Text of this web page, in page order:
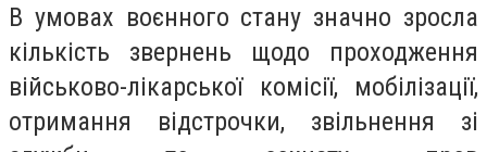
В умовах воєнного стану значно зросла
кількість звернень щодо проходження
військово-лікарської комісії, мобілізації,
отримання відстрочки, звільнення зі